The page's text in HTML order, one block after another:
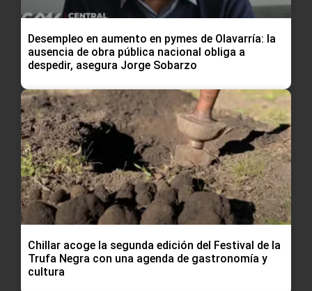
Desempleo en aumento en pymes de Olavarría: la
ausencia de obra pública nacional obliga a
despedir, asegura Jorge Sobarzo
Chillar acoge la segunda edición del Festival de la
Trufa Negra con una agenda de gastronomía y
cultura